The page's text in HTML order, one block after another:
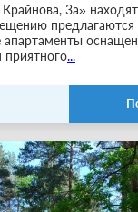
3а»
предлагаются
...